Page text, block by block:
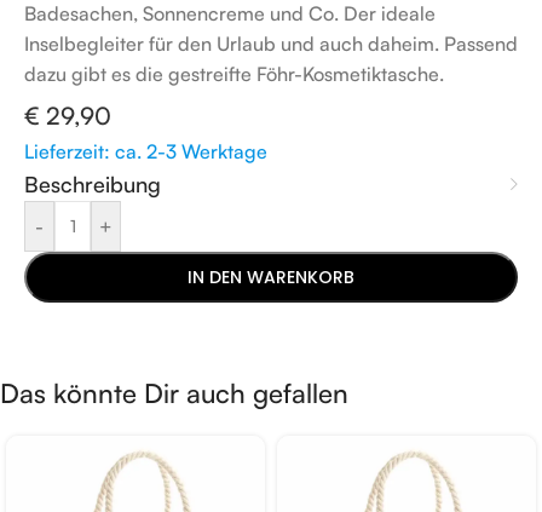
Badesachen, Sonnencreme und Co. Der ideale
Inselbegleiter für den Urlaub und auch daheim. Passend
dazu gibt es die gestreifte Föhr-Kosmetiktasche.
€ 29,90
Lieferzeit: ca. 2-3 Werktage
Beschreibung
- +
IN DEN WARENKORB
Das könnte Dir auch gefallen